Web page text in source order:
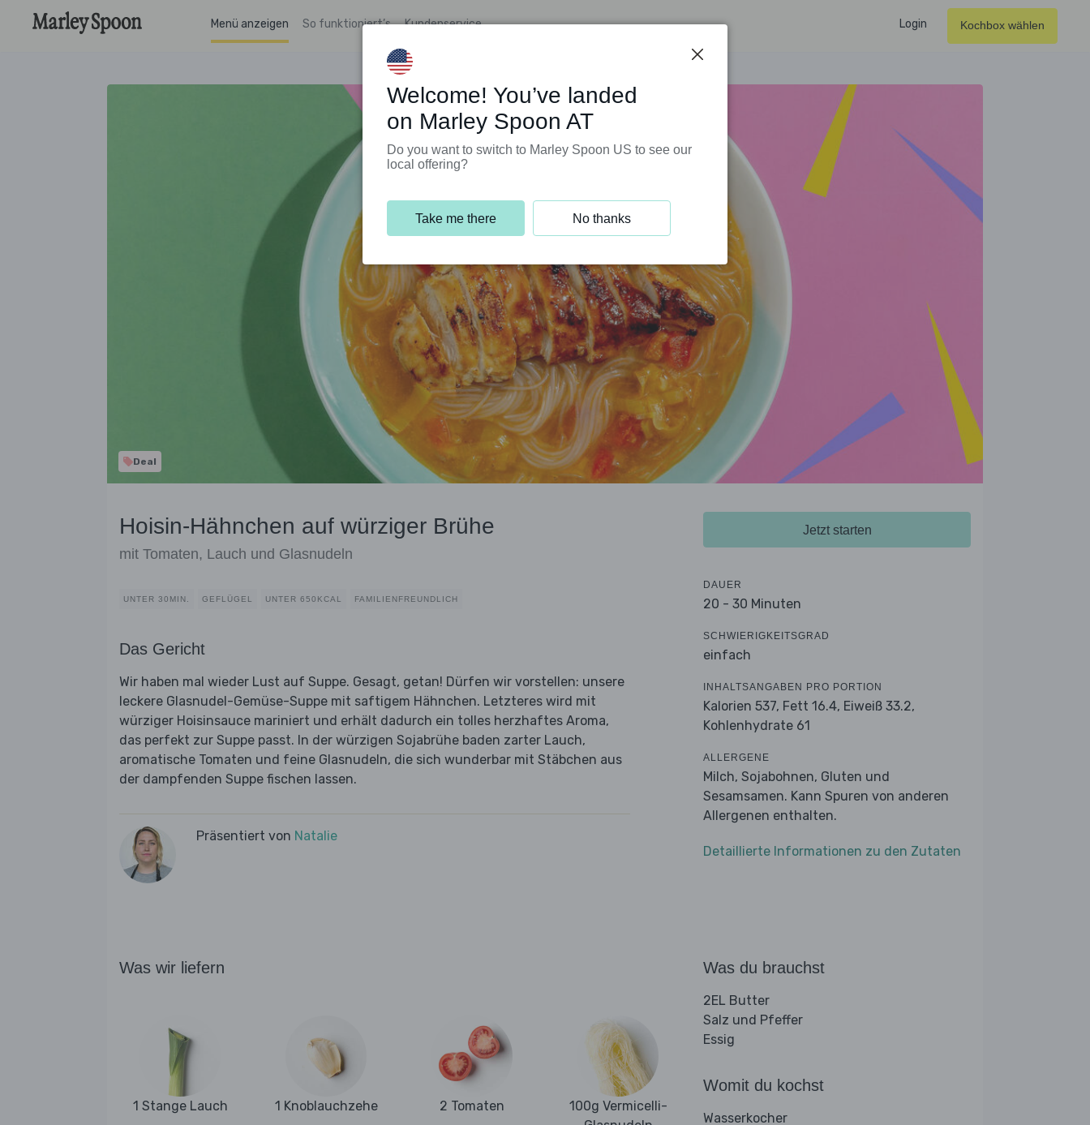
Menü anzeigen So funktioniert’s Kundenservice Login Kochbox wählen
Deal
Hoisin-Hähnchen auf würziger Brühe
mit Tomaten, Lauch und Glasnudeln
UNTER 30MIN. GEFLÜGEL UNTER 650KCAL FAMILIENFREUNDLICH
Das Gericht
Wir haben mal wieder Lust auf Suppe. Gesagt, getan! Dürfen wir vorstellen: unsere
leckere Glasnudel-Gemüse-Suppe mit saftigem Hähnchen. Letzteres wird mit
würziger Hoisinsauce mariniert und erhält dadurch ein tolles herzhaftes Aroma,
das perfekt zur Suppe passt. In der würzigen Sojabrühe baden zarter Lauch,
aromatische Tomaten und feine Glasnudeln, die sich wunderbar mit Stäbchen aus
der dampfenden Suppe fischen lassen.
Präsentiert von Natalie
Jetzt starten
DAUER
20 - 30 Minuten
SCHWIERIGKEITSGRAD
einfach
INHALTSANGABEN PRO PORTION
Kalorien 537, Fett 16.4, Eiweiß 33.2,
Kohlenhydrate 61
ALLERGENE
Milch, Sojabohnen, Gluten und
Sesamsamen. Kann Spuren von anderen
Allergenen enthalten.
Detaillierte Informationen zu den Zutaten
Was wir liefern
1 Stange Lauch 1 Knoblauchzehe 2 Tomaten
100g Vermicelli-
Was du brauchst
2EL Butter
Salz und Pfeffer
Essig
Womit du kochst
Wasserkocher
Welcome! You’ve landed
on Marley Spoon AT
Do you want to switch to Marley Spoon US to see our
local offering?
Take me there No thanks